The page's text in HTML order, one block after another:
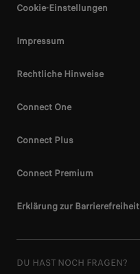
Cookie-Einstellungen
Impressum
Rechtliche Hinweise
Connect One
Connect Plus
Connect Premium
Erklärung zur Barrierefreiheit
DU HAST NOCH FRAGEN?